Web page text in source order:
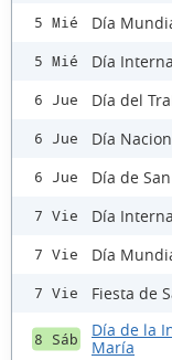
5 Mié Día
5 Mié Día
6 Jue Día del
6 Jue Día
6 Jue Día de
7 Vie Día
7 Vie Día
7 Vie Fiesta de
8 Sáb
Día de la
María